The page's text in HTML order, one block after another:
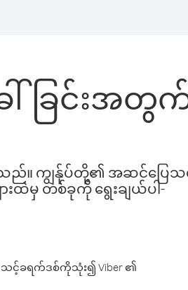
ါ်ခြင်းအတွ
ပါသည်။ ကျွန်ုပ်တို့၏ အဆင်ပြေ
းထဲမှ တစ်ခုကို ရွေးချယ်ပါ-
င့်ခရက်ဒစ်ကိုသုံး၍ Viber ၏